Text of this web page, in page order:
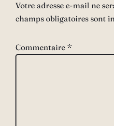
Votre adresse e-mail ne
champs obligatoires sont
Commentaire *